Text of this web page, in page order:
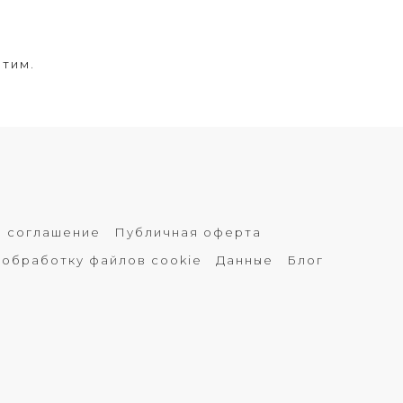
соглашение
Публичная оферта
файлов cookie
Данные Блог